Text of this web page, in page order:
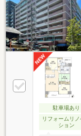
駐車場あり
リフォームリノ
ション